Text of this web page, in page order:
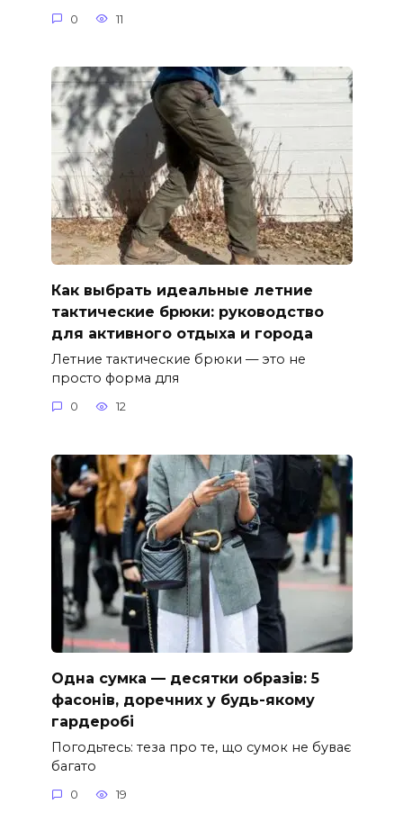
0 11
Как выбрать идеальные летние
тактические брюки: руководство
для активного отдыха и города
Летние тактические брюки — это не
просто форма для
0 12
Одна сумка — десятки образів: 5
фасонів, доречних у будь-якому
гардеробі
Погодьтесь: теза про те, що сумок не буває
багато
0 19